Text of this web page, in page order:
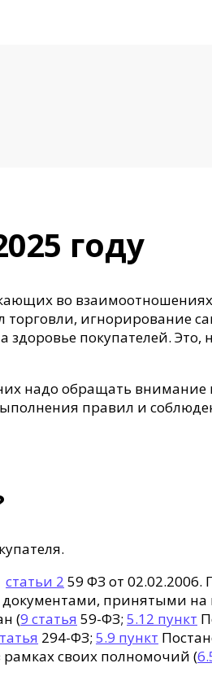
году
во
торговли, игнорирование
покупателей. Это,
надо обращать внимание
правил и
статьи 2 59 ФЗ от
документами, принятыми на
(9 статья 59-ФЗ; 5.12 пункт
294-ФЗ; 5.9 пункт
рамках своих полномочий (